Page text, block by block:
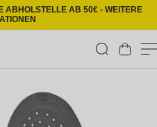
ABHOLSTELLE AB 50€ - WEITERE
Warenkorb